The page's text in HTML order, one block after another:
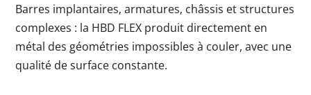
Barres implantaires, armatures, châssis et structures
complexes : la HBD FLEX produit directement en
métal des géométries impossibles à couler, avec une
qualité de surface constante.